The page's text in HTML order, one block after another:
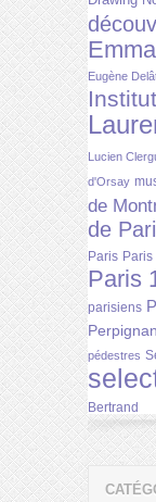
Eugène
Lucien
d'Orsay
de
de
Paris
Paris
parisiens
Perpignan
pédestres
Bertrand